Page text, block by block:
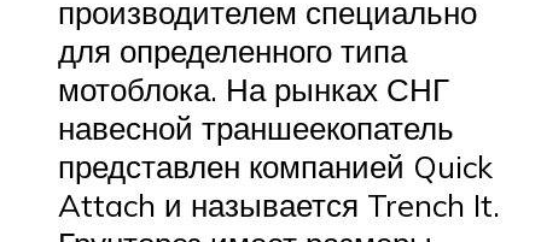
производителем специально
для определенного типа
мотоблока. На рынках СНГ
навесной траншеекопатель
представлен компанией Quick
Attach и называется Trench It.